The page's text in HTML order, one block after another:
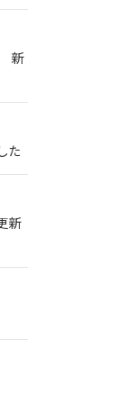
新
た
新